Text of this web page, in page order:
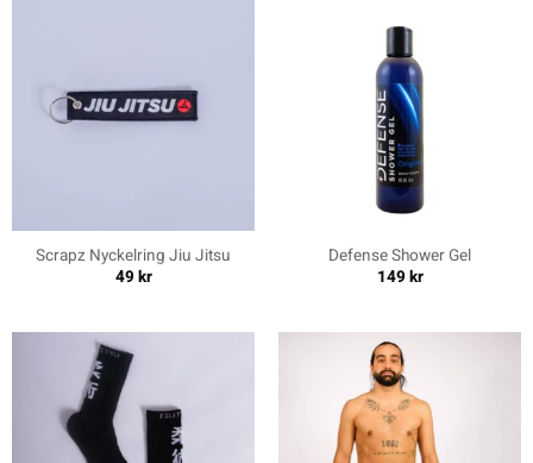
Scrapz Nyckelring Jiu Jitsu
49kr
Defense Shower Gel
149kr